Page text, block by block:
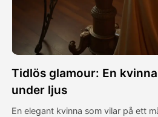
Visa alla
Galleri
Tidlös glamour: En
under ljus
En elegant kvinna som vilar på ett